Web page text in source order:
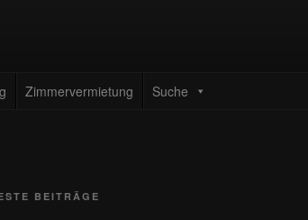
Zimmervermietung Suche
BEITRÄGE